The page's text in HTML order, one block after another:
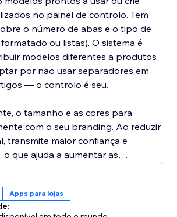
no painel de controlo. Tem
o número de abas e o tipo de
ou listas). O sistema é
modelos diferentes a produtos
por não usar separadores em
— o controlo é seu.
o tamanho e as cores para
com o seu branding. Ao reduzir
transmite maior confiança e
que ajuda a aumentar as
que transforma visitantes em
loja, mais clara e eficiente.
Apps para lojas